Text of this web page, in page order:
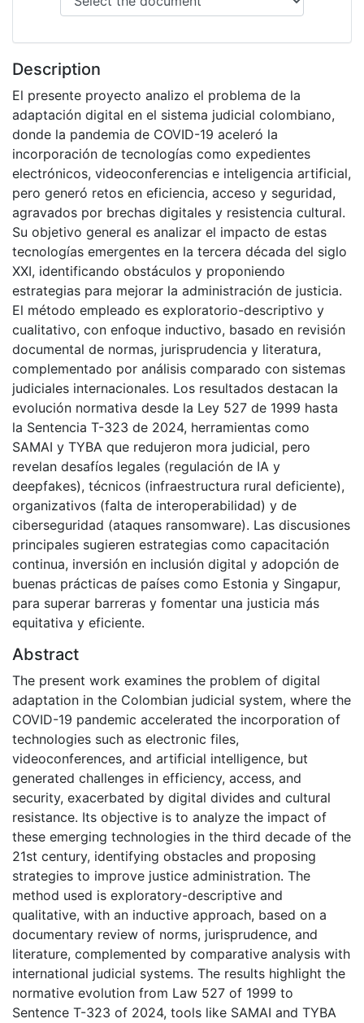
Description
El presente proyecto analizo el problema de la
adaptación digital en el sistema judicial colombiano,
donde la pandemia de COVID-19 aceleró la
incorporación de tecnologías como expedientes
electrónicos, videoconferencias e inteligencia artificial,
pero generó retos en eficiencia, acceso y seguridad,
agravados por brechas digitales y resistencia cultural.
Su objetivo general es analizar el impacto de estas
tecnologías emergentes en la tercera década del siglo
XXI, identificando obstáculos y proponiendo
estrategias para mejorar la administración de justicia.
El método empleado es exploratorio-descriptivo y
cualitativo, con enfoque inductivo, basado en revisión
documental de normas, jurisprudencia y literatura,
complementado por análisis comparado con sistemas
judiciales internacionales. Los resultados destacan la
evolución normativa desde la Ley 527 de 1999 hasta
la Sentencia T-323 de 2024, herramientas como
SAMAI y TYBA que redujeron mora judicial, pero
revelan desafíos legales (regulación de IA y
deepfakes), técnicos (infraestructura rural deficiente),
organizativos (falta de interoperabilidad) y de
ciberseguridad (ataques ransomware). Las discusiones
principales sugieren estrategias como capacitación
continua, inversión en inclusión digital y adopción de
buenas prácticas de países como Estonia y Singapur,
para superar barreras y fomentar una justicia más
equitativa y eficiente.
Abstract
The present work examines the problem of digital
adaptation in the Colombian judicial system, where the
COVID-19 pandemic accelerated the incorporation of
technologies such as electronic files,
videoconferences, and artificial intelligence, but
generated challenges in efficiency, access, and
security, exacerbated by digital divides and cultural
resistance. Its objective is to analyze the impact of
these emerging technologies in the third decade of the
21st century, identifying obstacles and proposing
strategies to improve justice administration. The
method used is exploratory-descriptive and
qualitative, with an inductive approach, based on a
documentary review of norms, jurisprudence, and
literature, complemented by comparative analysis with
international judicial systems. The results highlight the
normative evolution from Law 527 of 1999 to
Sentence T-323 of 2024, tools like SAMAI and TYBA